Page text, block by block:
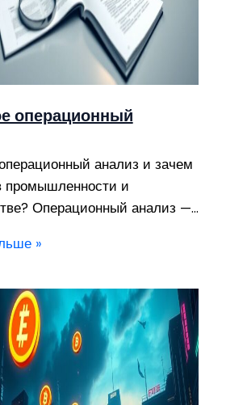
операционный
анализ и зачем
промышленности и
Операционный анализ —…
»